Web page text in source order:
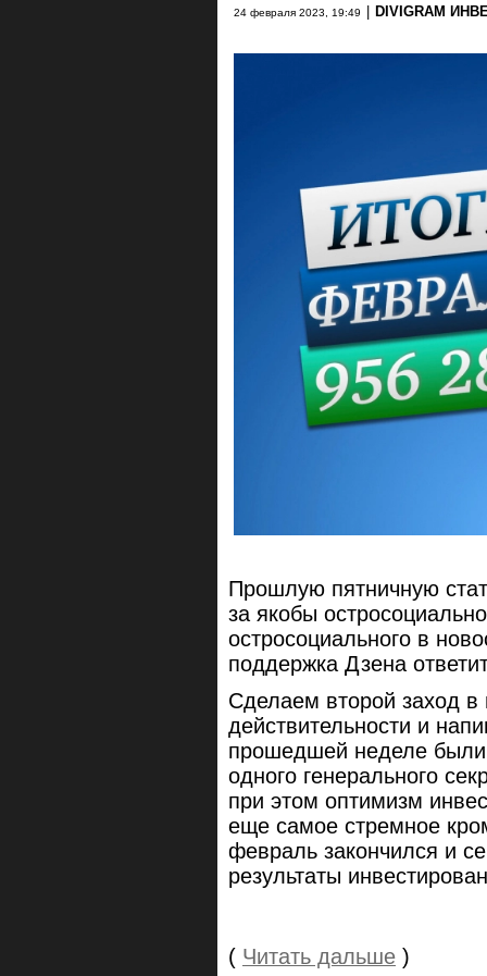
24 февраля 2023, 19:49 DIVIGRAM
Прошлую пятничную
за якобы
остросоциального в
поддержка Дзена
Сделаем второй заход
действительности и
прошедшей неделе
одного генерального
при этом оптимизм
еще самое стремное
февраль закончился и
результаты
( Читать дальше )